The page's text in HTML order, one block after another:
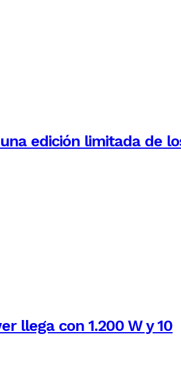
edición limitada de
llega con 1.200 W y 10